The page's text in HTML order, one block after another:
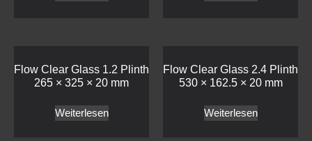
Flow Clear Glass 1.2 Plinth
265 × 325 × 20 mm
Weiterlesen
Flow Clear Glass 2.4 Plinth
530 × 162.5 × 20 mm
Weiterlesen